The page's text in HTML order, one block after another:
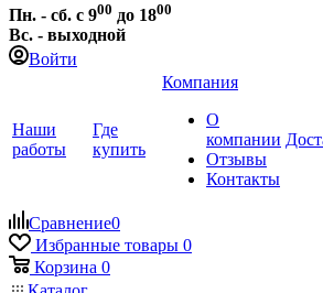
Пн. - сб. с 900 до 1800
Вс. - выходной
Войти
Наши
работы
Где
купить
Компания
О
компании
Отзывы
Контакты
Сравнение0
Избранные товары 0
Корзина 0